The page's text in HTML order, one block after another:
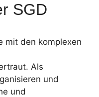
SGD
mit den komplexen
Als
und
und